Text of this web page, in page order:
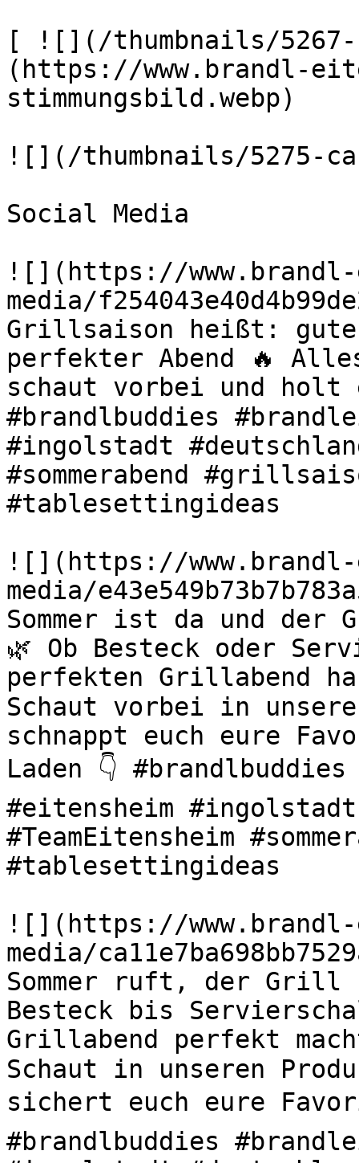
[ ![](/thumbnails/5267-
(https://www.brandl-
stimmungsbild.webp)
![](/thumbnails/5275-
Social Media
![](https://
media/
Grillsaison heißt:
perfekter Abend 🔥
schaut vorbei und holt
#brandlbuddies
#ingolstadt
#sommerabend
#tablesettingideas
![](https://
media/
Sommer ist da und
🌿 Ob Besteck oder
perfekten Grillabend
Schaut vorbei in
schnappt euch eure
Laden 👇
#eitensheim
#TeamEitensheim
#tablesettingideas
![](https://
media/
Sommer ruft, der Grill
Besteck bis
Grillabend perfekt
Schaut in unseren
sichert euch eure
#brandlbuddies